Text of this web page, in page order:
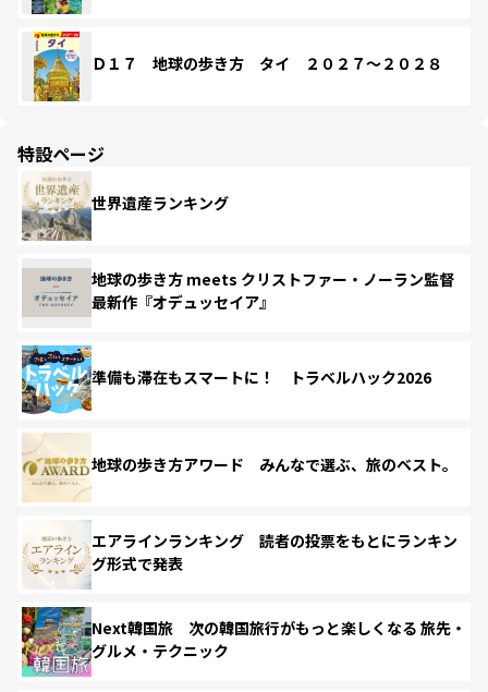
Ｄ１７ 地球の歩き方 タイ ２０２７～２０２８
特設ページ
世界遺産ランキング
地球の歩き方 meets クリストファー・ノーラン監督
最新作『オデュッセイア』
準備も滞在もスマートに！ トラベルハック2026
地球の歩き方アワード みんなで選ぶ、旅のベスト。
エアラインランキング 読者の投票をもとにランキン
グ形式で発表
Next韓国旅 次の韓国旅行がもっと楽しくなる 旅先・
グルメ・テクニック